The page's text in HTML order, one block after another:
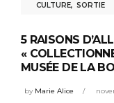
CULTURE, SORTIE
5 RAISONS
«
MUSÉE DE LA
by Marie Alice